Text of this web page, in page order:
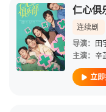
仁心俱
连续剧
导演：
田
主演： 辛
立